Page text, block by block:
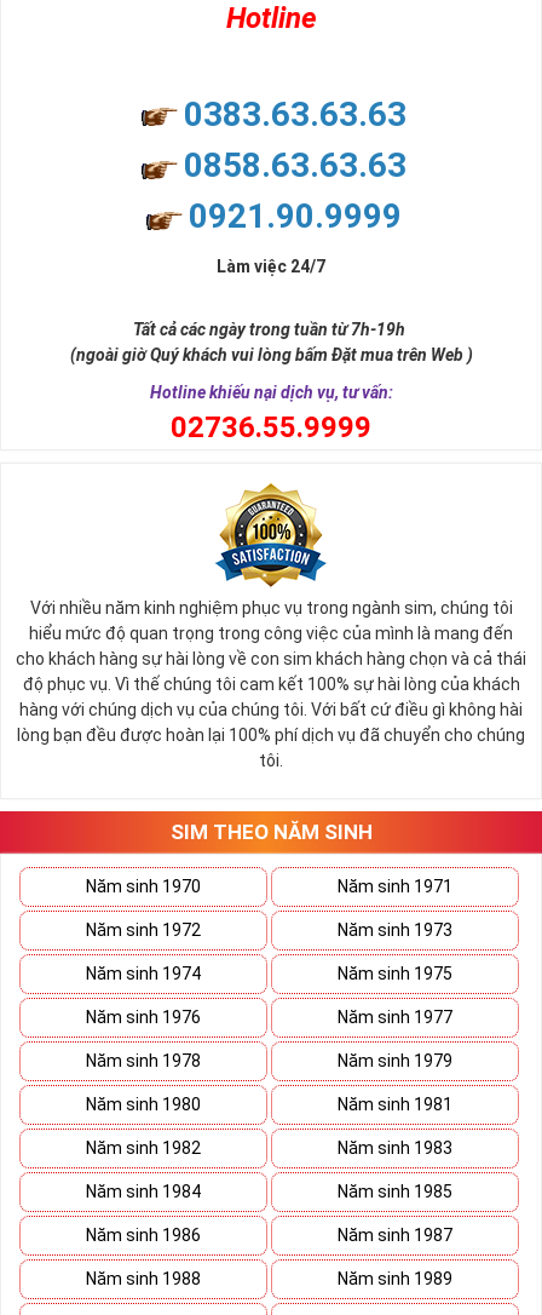
nhiều thành công, thăng tiến hơn.
và tính hai mặt. Số 2 thúc giục chúng ta lựa chọn, dựa vào những
đời, nơi bạn phải đưa ra những quyết định quan trọng.
Ý nghĩa sim tứ quý 2
Theo quan niệm phong thủy
Số 2 tượng trưng cho sự cân bằng, hài hòa của âm dương và đất
trời. Sự cân bằng này giúp cho mọi việc đều thuận lợi và mang lại
nhiều may mắn trong cuộc sống và kinh doanh.
Số 2 còn biểu trưng cho lòng tốt, sự ổn định và tính hai mặt của
mọi vấn đề. Số 2 giúp cho họ có được sự lựa chọn, để đưa ra
những hướng giải quyết đúng đắn nhắt.
tứ 2 cùng xuất hiện trong một dãy số sim càng giúp cho ý nghĩa
sim tứ quýtăng lên gấp bội. Sở hữu sim Tứ Quý 2 giúp khích lệ tinh
thần người sở hữu là không sợ bất cứ điều gì mà hãy cứ làm thì
mọi điều tốt đẹp và may mắn ắt sẽ đến.
Lợi ích sim Tứ Quý 2 mang lại là gì?
Hotline
0383.63.63.63
0858.63.63.63
0921.90.9999
Làm việc 24/7
Tất cả các ngày trong tuần từ 7h-19h
(ngoài giờ Quý khách vui lòng bấm Đặt mua trên Web )
Hotline khiếu nại dịch vụ, tư vấn:
02736.55.9999
Với nhiều năm kinh nghiệm phục vụ trong ngành sim, chúng tôi
hiểu mức độ quan trọng trong công việc của mình là mang đến
cho khách hàng sự hài lòng về con sim khách hàng chọn và cả thái
độ phục vụ. Vì thế chúng tôi cam kết 100% sự hài lòng của khách
hàng với chúng dịch vụ của chúng tôi. Với bất cứ điều gì không hài
lòng bạn đều được hoàn lại 100% phí dịch vụ đã chuyển cho chúng
tôi.
SIM THEO NĂM SINH
Năm sinh 1970 Năm sinh 1971
Năm sinh 1972 Năm sinh 1973
Năm sinh 1974 Năm sinh 1975
Năm sinh 1976 Năm sinh 1977
Năm sinh 1978 Năm sinh 1979
Năm sinh 1980 Năm sinh 1981
Năm sinh 1982 Năm sinh 1983
Năm sinh 1984 Năm sinh 1985
Năm sinh 1986 Năm sinh 1987
Năm sinh 1988 Năm sinh 1989